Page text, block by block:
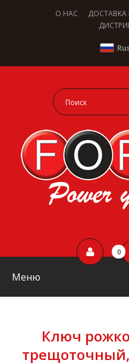
О НАС ДОСТАВКА
0
Меню
Ключ